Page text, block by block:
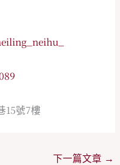
15號7樓
下一篇文章 →